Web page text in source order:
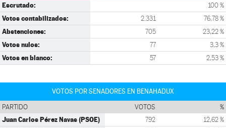
Escrutado: 100 %
Votos contabilizados: 2.331 76,78 %
Abstenciones: 705 23,22 %
Votos nulos: 77 3,3 %
Votos en blanco: 57 2,53 %
VOTOS POR SENADORES EN BENAHADUX
PARTIDO VOTOS %
Juan Carlos Pérez Navas (PSOE) 792 12,62 %